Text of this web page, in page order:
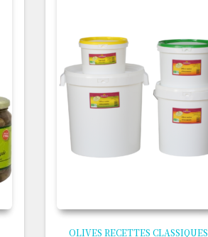
OLIVES RECETTES CLASSIQUES